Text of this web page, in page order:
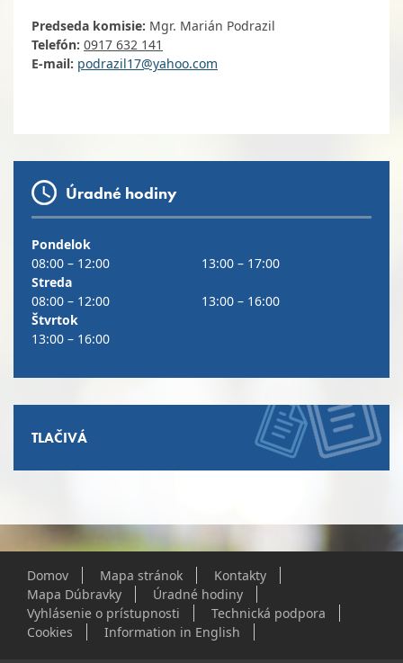
Predseda komisie: Mgr. Marián Podrazil
Telefón: 0917 632 141
E-mail: podrazil17@yahoo.com
Úradné hodiny
Pondelok
08:00 – 12:00
13:00 – 17:00
Streda
08:00 – 12:00
13:00 – 16:00
Štvrtok
13:00 – 16:00
TLAČIVÁ
Domov Mapa stránok
Kontakty
Mapa Dúbravky
Úradné hodiny
Vyhlásenie o prístupnosti
Technická podpora
Cookies
Information in English